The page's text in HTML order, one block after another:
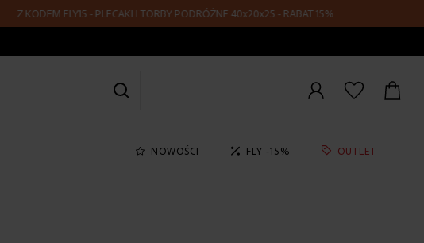
Z KODEM FLY15 - PLECAKI I TORBY PODRÓŻNE 40x20x25 - RABAT 15%
NOWOŚCI FLY -15% OUTLET